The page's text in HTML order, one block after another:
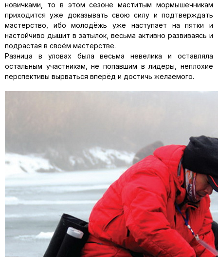
новичками, то в этом сезоне маститым мормышечникам
приходится уже доказывать свою силу и подтверж­дать
мастерство, ибо молодёжь уже наступает на пятки и
настойчиво дышит в затылок, весьма активно развиваясь и
подрастая в своём ма­стерстве.
Разница в уловах была весьма невелика и оставляла
остальным участникам, не попавшим в лидеры, неплохие
перспективы вырваться вперёд и достичь желаемого.